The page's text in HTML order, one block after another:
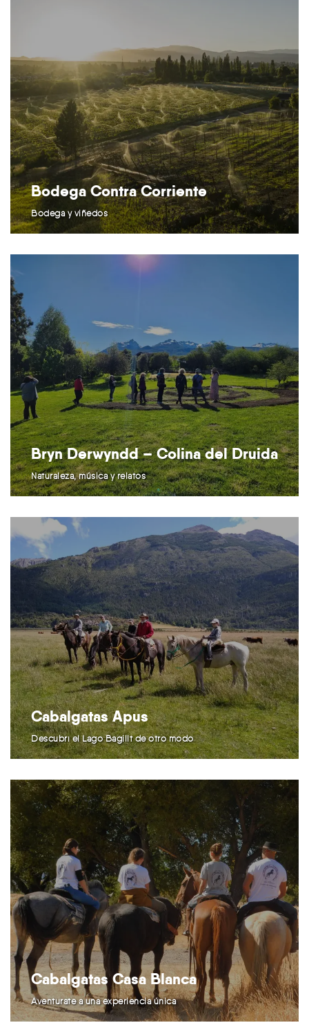
Bodega Contra Corriente
Bodega y viñedos
Bryn Derwyndd – Colina del Druida
Naturaleza, música y relatos
Cabalgatas Apus
Descubrí el Lago Bagillt de otro modo
Cabalgatas Casa Blanca
Aventurate a una experiencia única